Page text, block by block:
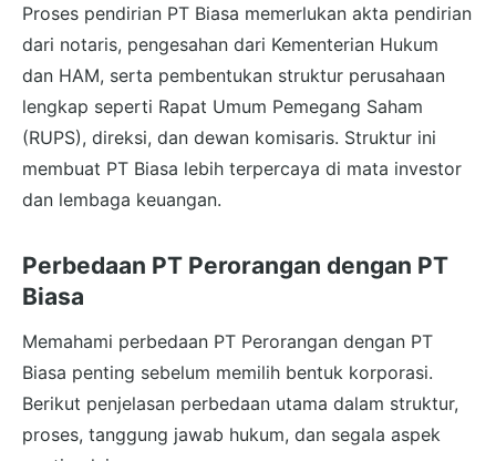
Proses pendirian PT Biasa memerlukan akta pendirian
dari notaris, pengesahan dari Kementerian Hukum
dan HAM, serta pembentukan struktur perusahaan
lengkap seperti Rapat Umum Pemegang Saham
(RUPS), direksi, dan dewan komisaris. Struktur ini
membuat PT Biasa lebih terpercaya di mata investor
dan lembaga keuangan.
Perbedaan PT Perorangan dengan PT
Biasa
Memahami perbedaan PT Perorangan dengan PT
Biasa penting sebelum memilih bentuk korporasi.
Berikut penjelasan perbedaan utama dalam struktur,
proses, tanggung jawab hukum, dan segala aspek